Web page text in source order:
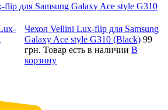
для Samsung Galaxy Ace style G310
Чехол Vellini Lux-flip для Samsung
Galaxy Ace style G310 (Black) 99
грн. Товар есть в наличии В
корзину